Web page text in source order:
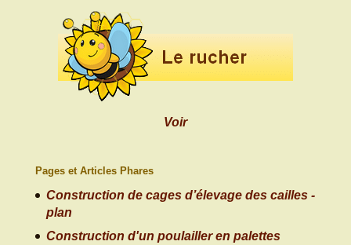
Voir
Pages et Articles Phares
Construction de cages d’élevage des cailles -
plan
Construction d'un poulailler en palettes